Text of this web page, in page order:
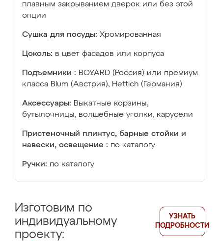
плавным закрыванием дверок или без этой
опции
Сушка для посуды: Хромированная
Цоколь: в цвет фасадов или корпуса
Подъемники : BOYARD (Россия) или премиум
класса Blum (Австрия), Hettich (Германия)
Аксессуары: Выкатные корзины,
бутылочницы, волшебные уголки, карусели
Пристеночный плинтус, барные стойки и
навески, освещение : по каталогу
Ручки: по каталогу
Изготовим по
индивидуальному
проекту:
УЗНАТЬ
ПОДРОБНОСТИ